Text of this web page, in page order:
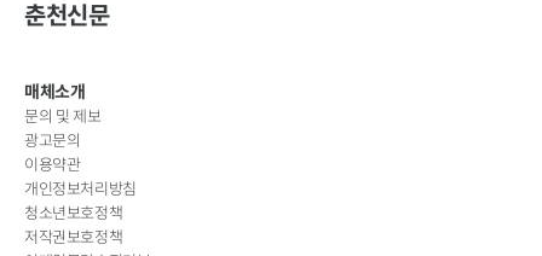
춘천신문
매체소개
문의 및 제보
광고문의
이용약관
개인정보처리방침
청소년보호정책
저작권보호정책